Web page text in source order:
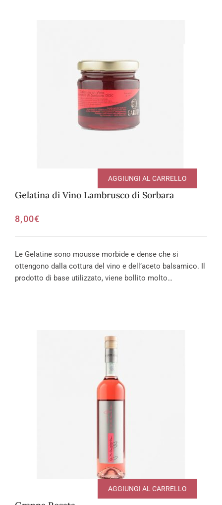
Gelatina di Vino Lambrusco di Sorbara
8,00€
AGGIUNGI AL CARRELLO
Le Gelatine sono mousse morbide e dense che si
ottengono dalla cottura del vino e dell’aceto balsamico. Il
prodotto di base utilizzato, viene bollito molto…
AGGIUNGI AL CARRELLO